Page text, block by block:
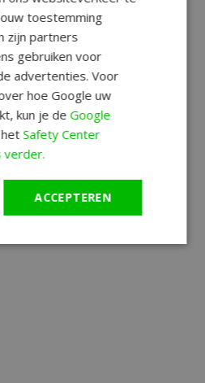
toestemming
zijn partners
gebruiken voor
advertenties. Voor
hoe Google uw
kun je deGoogle
Safety Center
verder.
ACCEPTEREN